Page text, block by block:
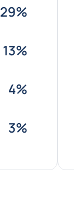
29%
13%
4%
3%